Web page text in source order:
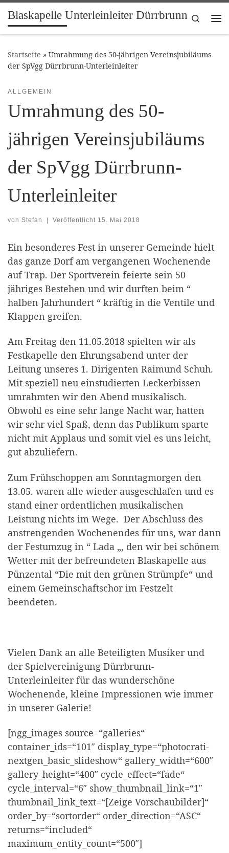
Zum Inhalt springen
Blaskapelle Unterleinleiter Dürrbrunn
Search
Startseite » Umrahmung des 50-jährigen Vereinsjubiläums
der SpVgg Dürrbrunn-Unterleinleiter
ALLGEMEIN
Umrahmung des 50-
jährigen Vereinsjubiläums
der SpVgg Dürrbrunn-
Unterleinleiter
von Stefan | Veröffentlicht 15. Mai 2018
Ein besonderes Fest in unserer Gemeinde hielt
das ganze Dorf am vergangenen Wochenende
auf Trap. Der Sportverein feierte sein 50
jähriges Bestehen und wir durften beim “
halben Jahrhundert “ kräftig in die Ventile und
Klappen greifen.
Am Freitag den 11.05.2018 spielten wir als
Festkapelle den Ehrungsabend unter der
Leitung unseres 1. Dirigenten Raimund Schuh.
Mit speziell neu einstudierten Leckerbissen
umrahmten wir den Abend musikalisch.
Obwohl es eine sehr lange Nacht war, hatten
wir sehr viel Spaß, denn das Publikum sparte
nicht mit Applaus und somit viel es uns leicht,
gut abzuliefern.
Zum Frühschoppen am Sonntagmorgen den
13.05. waren alle wieder ausgeschlafen und es
stand einer ordentlichen musikalischen
Leistung nichts im Wege. Der Abschluss des
anstrengenden Wochenendes für uns, war dann
der Festumzug in “ Lada „, den wir bei schönem
Wetter mit der befreundeten Blaskapelle aus
Pünzental “Die mit den grünen Strümpfe“ und
einem Gemeinschaftschor im Festzelt
beendeten.
Vielen Dank an alle Beteiligten Musiker und
der Spielvereinigung Dürrbrunn-
Unterleinleiter für das wunderschöne
Wochenende, kleine Impressionen wie immer
in unserer Galerie!
[ngg_images source=“galleries“
container_ids=“101″ display_type=“photocrati-
nextgen_basic_slideshow“ gallery_width=“600″
gallery_height=“400″ cycle_effect=“fade“
cycle_interval=“6″ show_thumbnail_link=“1″
thumbnail_link_text=“[Zeige Vorschaubilder]“
order_by=“sortorder“ order_direction=“ASC“
returns=“included“
maximum_entity_count=“500″]